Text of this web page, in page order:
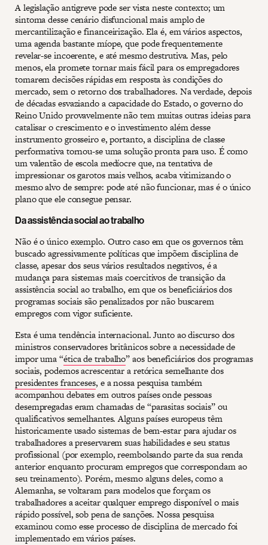
A legislação antigreve pode ser vista neste contexto; um
sintoma desse cenário disfuncional mais amplo de
mercantilização e financeirização. Ela é, em vários aspectos,
uma agenda bastante míope, que pode frequentemente
revelar-se incoerente, e até mesmo destrutiva. Mas, pelo
menos, ela promete tornar mais fácil para os empregadores
tomarem decisões rápidas em resposta às condições do
mercado, sem o retorno dos trabalhadores. Na verdade, depois
de décadas esvaziando a capacidade do Estado, o governo do
Reino Unido provavelmente não tem muitas outras ideias para
catalisar o crescimento e o investimento além desse
instrumento grosseiro e, portanto, a disciplina de classe
performativa tornou-se uma solução pronta para uso. É como
um valentão de escola medíocre que, na tentativa de
impressionar os garotos mais velhos, acaba vitimizando o
mesmo alvo de sempre: pode até não funcionar, mas é o único
plano que ele consegue pensar.
Da assistência social ao trabalho
Não é o único exemplo. Outro caso em que os governos têm
buscado agressivamente políticas que impõem disciplina de
classe, apesar dos seus vários resultados negativos, é a
mudança para sistemas mais coercitivos de transição da
assistência social ao trabalho, em que os beneficiários dos
programas sociais são penalizados por não buscarem
empregos com vigor suficiente.
Esta é uma tendência internacional. Junto ao discurso dos
ministros conservadores britânicos sobre a necessidade de
impor uma “ética de trabalho” aos beneficiários dos programas
sociais, podemos acrescentar a retórica semelhante dos
presidentes franceses, e a nossa pesquisa também
acompanhou debates em outros países onde pessoas
desempregadas eram chamadas de “parasitas sociais” ou
qualificativos semelhantes. Alguns países europeus têm
historicamente usado sistemas de bem-estar para ajudar os
trabalhadores a preservarem suas habilidades e seu status
profissional (por exemplo, reembolsando parte da sua renda
anterior enquanto procuram empregos que correspondam ao
seu treinamento). Porém, mesmo alguns deles, como a
Alemanha, se voltaram para modelos que forçam os
trabalhadores a aceitar qualquer emprego disponível o mais
rápido possível, sob pena de sanções. Nossa pesquisa
examinou como esse processo de disciplina de mercado foi
implementado em vários países.